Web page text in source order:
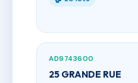
AD9743600
25 GRANDE RUE